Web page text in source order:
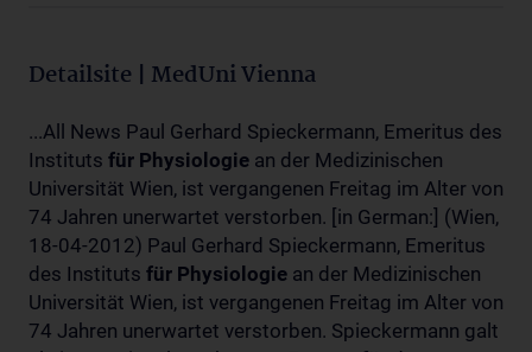
Detailsite | MedUni Vienna
...All News Paul Gerhard Spieckermann, Emeritus des
Instituts für Physiologie an der Medizinischen
Universität Wien, ist vergangenen Freitag im Alter von
74 Jahren unerwartet verstorben. [in German:] (Wien,
18-04-2012) Paul Gerhard Spieckermann, Emeritus
des Instituts für Physiologie an der Medizinischen
Universität Wien, ist vergangenen Freitag im Alter von
74 Jahren unerwartet verstorben. Spieckermann galt